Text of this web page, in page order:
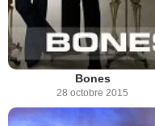
Bones
28 octobre 2015